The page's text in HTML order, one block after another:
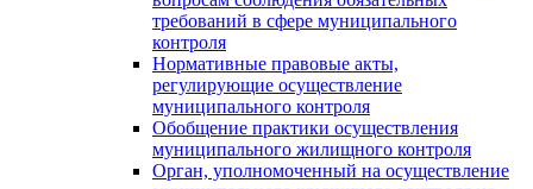
требований в сфере муниципального
контроля
Нормативные правовые акты,
регулирующие осуществление
муниципального контроля
Обобщение практики осуществления
муниципального жилищного контроля
Орган, уполномоченный на осуществление